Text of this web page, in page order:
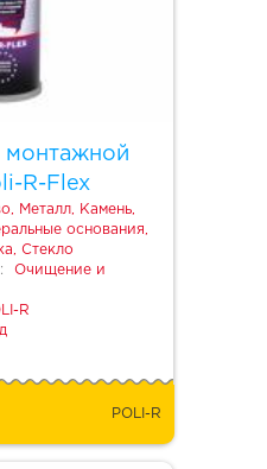
монтажной
R-Flex
Металл, Камень,
основания,
Стекло
Очищение и
R
POLI-R